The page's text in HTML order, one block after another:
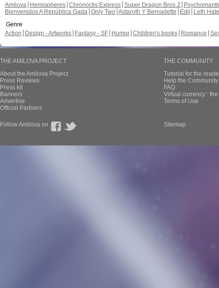
Amilova
Hemispheres Chronoctis Express Super Dragon Bros Z
Bienvenidos A República Gada Only Two Astaroth Y Bernadette Edil
Leth Hate
Genre
Action
Design - Artworks Fantasy - SF Humor Children's books Romance
THE AMILOVA PROJECT
About the Amilova Project
Press Reviews
Press kit
Banners
Advertise
Official Partners
THE COMMUNITY
Tutorial for the
Help the
FAQ
Virtual currency :
Terms of Use
Follow Amilova on Sitemap